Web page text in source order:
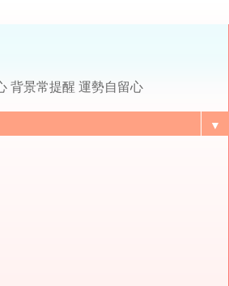
背景常提醒 運勢自留心
▼